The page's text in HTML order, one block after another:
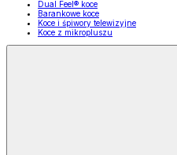
Dual Feel® koce
Barankowe koce
Koce i śpiwory telewizyjne
Koce z mikropluszu